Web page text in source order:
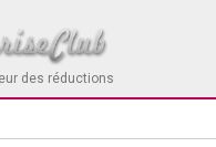
des réductions